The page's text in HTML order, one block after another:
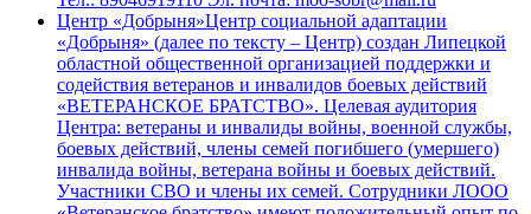
Центр «Добрыня»Центр социальной адаптации
«Добрыня» (далее по тексту – Центр) создан Липецкой
областной общественной организацией поддержки и
содействия ветеранов и инвалидов боевых действий
«ВЕТЕРАНСКОЕ БРАТСТВО». Целевая аудитория
Центра: ветераны и инвалиды войны, военной службы,
боевых действий, члены семей погибшего (умершего)
инвалида войны, ветерана войны и боевых действий.
Участники СВО и члены их семей. Сотрудники ЛООО